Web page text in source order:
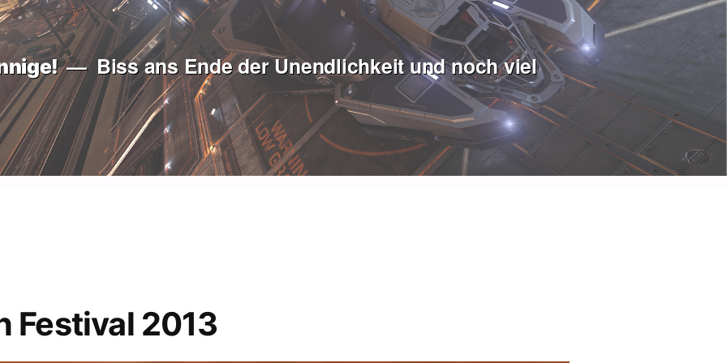
Biss ans Ende der Unendlichkeit und noch viel
Festival 2013